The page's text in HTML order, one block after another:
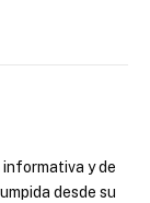
y de
desde su